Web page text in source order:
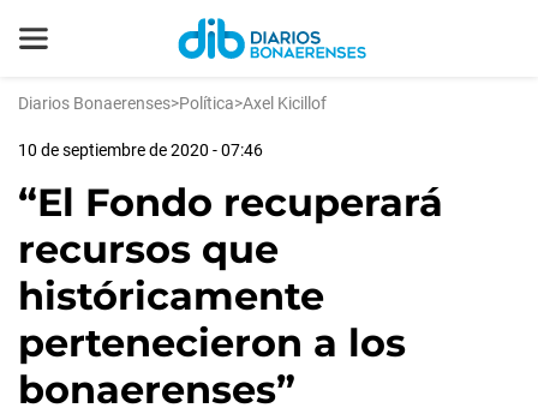
Diarios Bonaerenses>Política>Axel Kicillof
10 de septiembre de 2020 - 07:46
“El Fondo recuperará
recursos que
históricamente
pertenecieron a los
bonaerenses”